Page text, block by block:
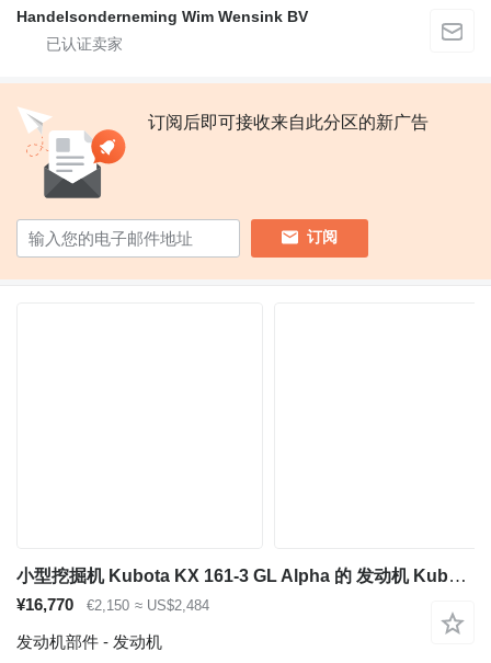
Handelsonderneming Wim Wensink BV
订阅后即可接收来自此分区的新广告
订阅
小型挖掘机 Kubota KX 161-3 GL Alpha 的 发动机 Kubota V2203
¥16,770 €2,150 ≈ US$2,484
发动机部件 - 发动机